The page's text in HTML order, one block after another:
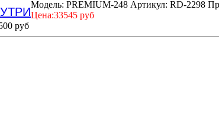
Модель: PREMIUM-248 Артикул: RD-2298
Цена:33545 руб
руб